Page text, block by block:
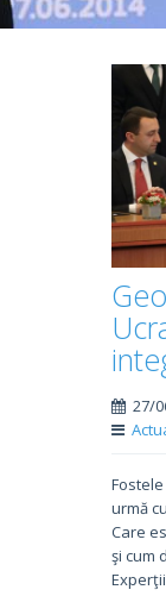
27/
urmă
Care
şi cum